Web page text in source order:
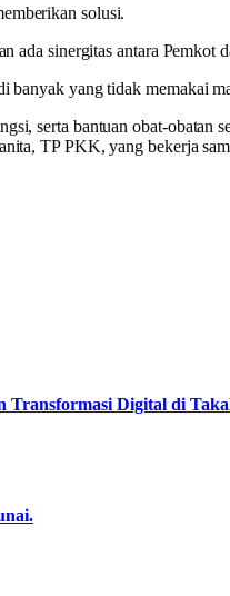
solusi.
sinergitas antara
banyak yang tidak memakai
serta bantuan obat-obatan
TP PKK, yang bekerja
Transformasi Digital di